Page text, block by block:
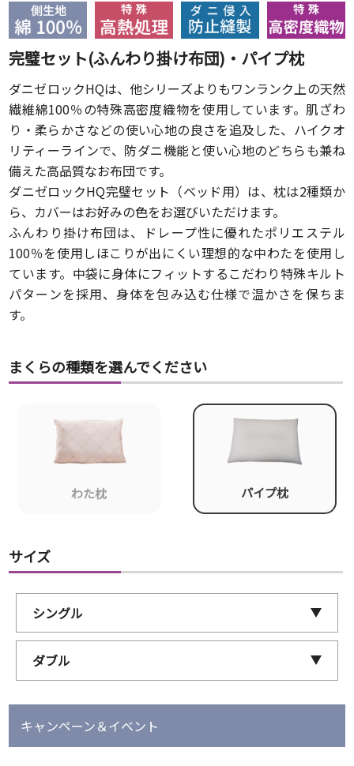
完璧セット(ふんわり掛け布団)・パイプ枕
ダニゼロックHQは、他シリーズよりもワンランク上の天然
繊維綿100％の特殊高密度織物を使用しています。肌ざわ
り・柔らかさなどの使い心地の良さを追及した、ハイクオ
リティーラインで、防ダニ機能と使い心地のどちらも兼ね
備えた高品質なお布団です。
ダニゼロックHQ完璧セット（ベッド用）は、枕は2種類か
ら、カバーはお好みの色をお選びいただけます。
ふんわり掛け布団は、ドレープ性に優れたポリエステル
100％を使用しほこりが出にくい理想的な中わたを使用し
ています。中袋に身体にフィットするこだわり特殊キルト
パターンを採用、身体を包み込む仕様で温かさを保ちま
す。
まくらの種類を選んでください
わた枕 パイプ枕
サイズ
シングル
ダブル
キャンペーン＆イベント